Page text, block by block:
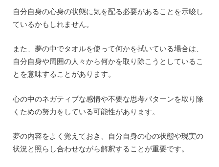
自分自身の心身の状態に気を配る必要があることを示唆し
ているかもしれません。
また、夢の中でタオルを使って何かを拭いている場合は、
自分自身や周囲の人々から何かを取り除こうとしているこ
とを意味することがあります。
心の中のネガティブな感情や不要な思考パターンを取り除
くための努力をしている可能性があります。
夢の内容をよく覚えておき、自分自身の心の状態や現実の
状況と照らし合わせながら解釈することが重要です。